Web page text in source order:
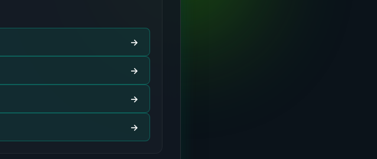
→
→
→
→